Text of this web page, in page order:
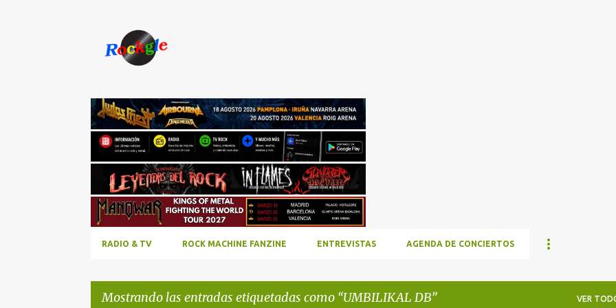
RADIO & TV ROCK MACHINE FANZINE ENTREVISTAS AGENDA DE CONCIERTOS
Mostrando las entradas etiquetadas como UMBILIKAL DB VER